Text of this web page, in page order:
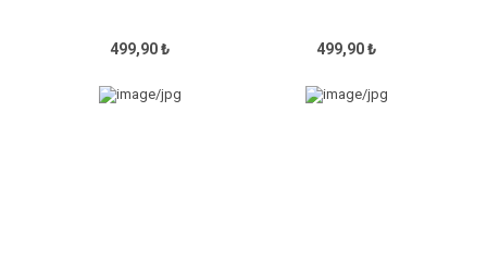
499,90 ₺ 499,90 ₺